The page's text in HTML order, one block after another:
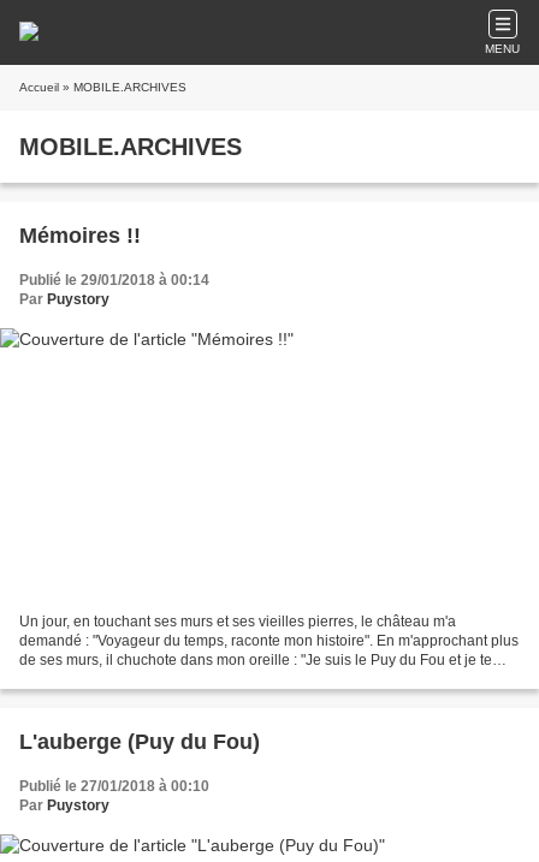
MENU
Accueil » MOBILE.ARCHIVES
MOBILE.ARCHIVES
Mémoires !!
Publié le 29/01/2018 à 00:14
Par Puystory
Un jour, en touchant ses murs et ses vieilles pierres, le château m'a
demandé : "Voyageur du temps, raconte mon histoire". En m'approchant plus
de ses murs, il chuchote dans mon oreille : "Je suis le Puy du Fou et je te
L'auberge (Puy du Fou)
Publié le 27/01/2018 à 00:10
Par Puystory